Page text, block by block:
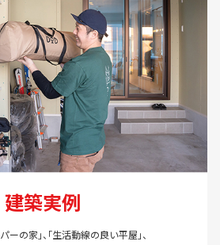
建築実例
ーの家」、「生活動線の良い平屋」、